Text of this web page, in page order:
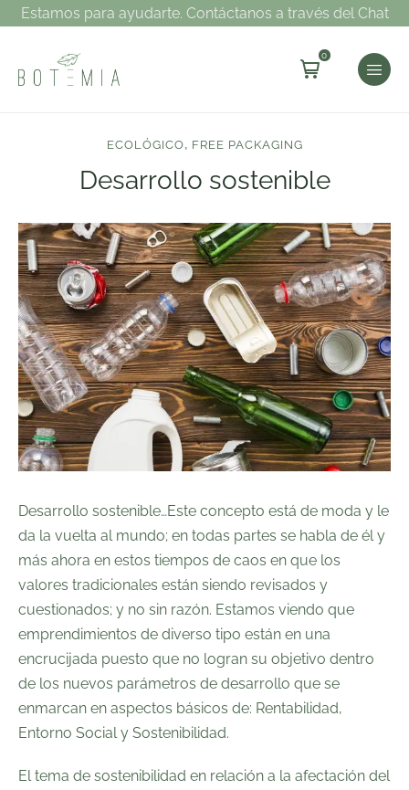
Estamos para ayudarte. Contáctanos a través del Chat
0
ECOLÓGICO, FREE PACKAGING
Desarrollo sostenible
Desarrollo sostenible…Este concepto está de moda y le
da la vuelta al mundo; en todas partes se habla de él y
más ahora en estos tiempos de caos en que los
valores tradicionales están siendo revisados y
cuestionados; y no sin razón. Estamos viendo que
emprendimientos de diverso tipo están en una
encrucijada puesto que no logran su objetivo dentro
de los nuevos parámetros de desarrollo que se
enmarcan en aspectos básicos de: Rentabilidad,
Entorno Social y Sostenibilidad.
El tema de sostenibilidad en relación a la afectación del